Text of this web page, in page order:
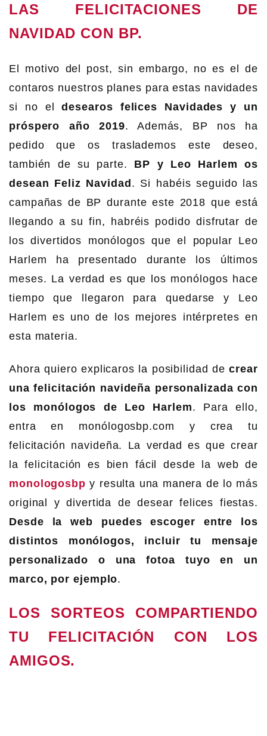
LAS FELICITACIONES DE
NAVIDAD CON BP.
El motivo del post, sin embargo, no es el de
contaros nuestros planes para estas navidades
si no eldesearos felices Navidades y un
próspero año 2019. Además, BP nos ha
pedido que os traslademos este deseo,
también de su parte. BP y Leo Harlem os
desean Feliz Navidad . Si habéis seguido las
campañas de BP durante este 2018 que está
llegando a su fin, habréis podido disfrutar de
los divertidos monólogos que el popular Leo
Harlem ha presentado durante los últimos
meses. La verdad es que los monólogos hace
tiempo que llegaron para quedarse y Leo
Harlem es uno de los mejores intérpretes en
esta materia.
Ahora quiero explicaros la posibilidad decrear
una felicitación navideña personalizada con
los monólogos de Leo Harlem. Para ello,
entra en monólogosbp.com y crea tu
felicitación navideña. La verdad es que crear
la felicitación es bien fácil desde la web de
monologosbp y resulta una manera de lo más
original y divertida de desear felices fiestas.
Desde la web puedes escoger entre los
distintos monólogos, incluir tu mensaje
personalizado o una fotoa tuyo en un
marco, por ejemplo.
LOS SORTEOS COMPARTIENDO
TU FELICITACIÓN CON LOS
AMIGOS.